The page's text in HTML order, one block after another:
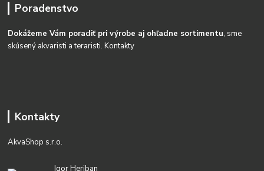
Poradenstvo
Dokážeme Vám poradiť pri výrobe aj ohľadne sortimentu, sme
skúsený akvaristi a teraristi.Kontakty
Kontakty
AkvaShop s.r.o.
Igor Heriban